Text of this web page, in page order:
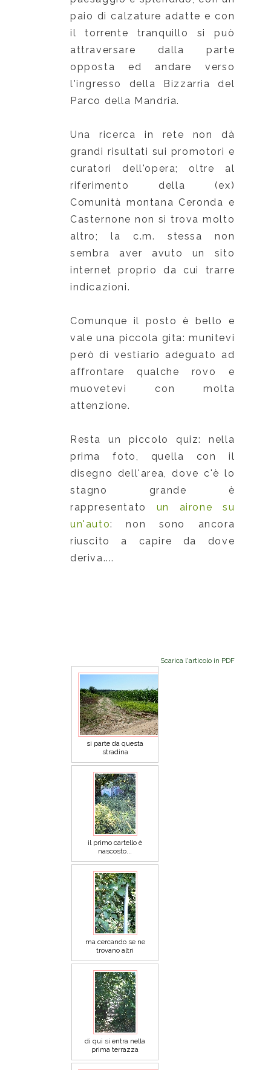
paio di calzature adatte e con
il torrente tranquillo si può
attraversare dalla parte
opposta ed andare verso
l'ingresso della Bizzarria del
Parco della Mandria.
Una ricerca in rete non dà
grandi risultati sui promotori e
curatori dell'opera; oltre al
riferimento della (ex)
Comunità montana Ceronda e
Casternone non si trova molto
altro; la c.m. stessa non
sembra aver avuto un sito
internet proprio da cui trarre
indicazioni.
Comunque il posto è bello e
vale una piccola gita: munitevi
però di vestiario adeguato ad
affrontare qualche rovo e
muovetevi con molta
attenzione.
Resta un piccolo quiz: nella
prima foto, quella con il
disegno dell'area, dove c'è lo
stagno grande è
rappresentato un airone su
un'auto: non sono ancora
riuscito a capire da dove
deriva....
Scarica l'articolo in PDF
si parte da questa
stradina
il primo cartello è
nascosto...
ma cercando se ne
trovano altri
di qui si entra nella
prima terrazza